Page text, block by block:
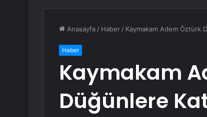
Anasayfa / Haber / Kaymakam Adem Öztürk
Haber
Kaymakam
Düğünlere